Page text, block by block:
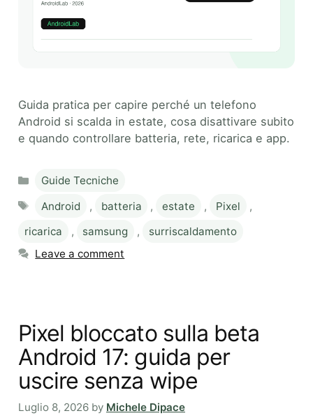
Guida pratica per capire perché un telefono
Android si scalda in estate, cosa disattivare subito
e quando controllare batteria, rete, ricarica e app.
Categories
Guide Tecniche
Tags
Android , batteria , estate , Pixel
,
ricarica
, samsung ,
surriscaldamento
Leave a comment
Pixel bloccato sulla beta
Android 17: guida per
uscire senza wipe
Luglio 8, 2026 by Michele Dipace